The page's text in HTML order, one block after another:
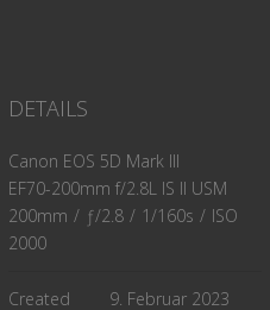
DETAILS
Canon EOS 5D Mark III
EF70-200mm f/2.8L IS II USM
200mm / ƒ/2.8 / 1/160s / ISO
2000
Created 9. Februar 2023